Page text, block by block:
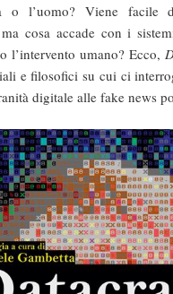
o l’uomo? Viene facile
ma cosa accade con i
l’intervento umano? Ecco,
e filosofici su cui ci
digitale alle fake news